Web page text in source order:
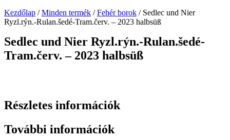
Kezdőlap /Minden termék /Fehér borok / Sedlec und Nier
Ryzl.rýn.-Rulan.šedé-Tram.červ. – 2023 halbsüß
Sedlec und Nier Ryzl.rýn.-Rulan.šedé-
Tram.červ. – 2023 halbsüß
Részletes információk
További információk